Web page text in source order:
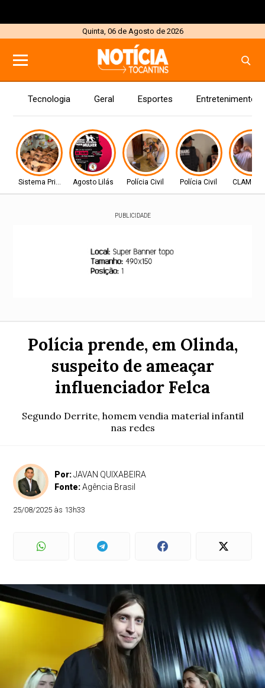
Quinta, 06 de Agosto de 2026
Tecnologia Geral Esportes Entretenimento
Sistema PrisionalAgosto Lilás Polícia Civil Polícia Civil CLAMOR
PUBLICIDADE
Polícia prende, em Olinda,
suspeito de ameaçar
influenciador Felca
Segundo Derrite, homem vendia material infantil
nas redes
Por:JAVAN QUIXABEIRA
Fonte:Agência Brasil
25/08/2025 às 13h33